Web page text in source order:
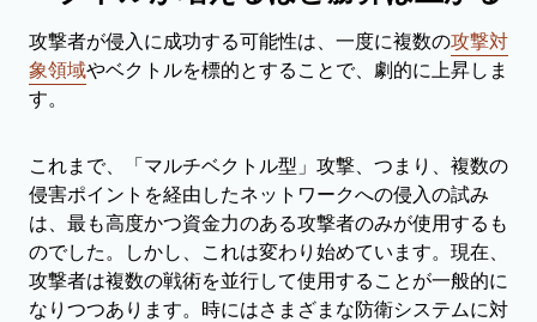
攻撃者が侵入に成功する可能性は、一度に複数の攻撃対
象領域やベクトルを標的とすることで、劇的に上昇しま
す。
これまで、「マルチベクトル型」攻撃、つまり、複数の
侵害ポイントを経由したネットワークへの侵入の試み
は、最も高度かつ資金力のある攻撃者のみが使用するも
のでした。しかし、これは変わり始めています。現在、
攻撃者は複数の戦術を並行して使用することが一般的に
なりつつあります。時にはさまざまな防衛システムに対